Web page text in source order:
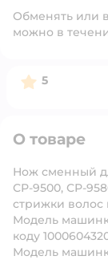
Обменять или
можно в
Рейтинг:
5
О товаре
Нож сменный
СР-9500, СР-
стрижки волос
Модель
коду
Модель